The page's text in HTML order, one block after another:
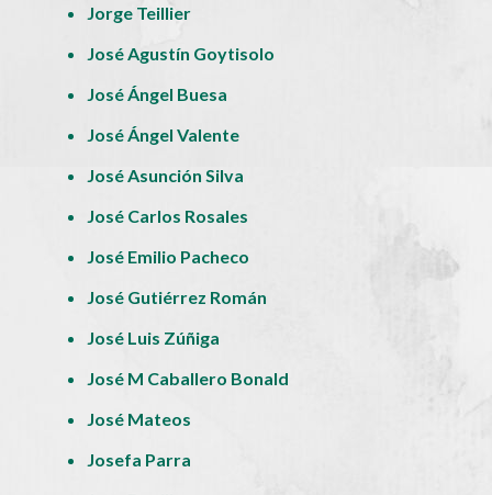
Jorge Teillier
José Agustín Goytisolo
José Ángel Buesa
José Ángel Valente
José Asunción Silva
José Carlos Rosales
José Emilio Pacheco
José Gutiérrez Román
José Luis Zúñiga
José M Caballero Bonald
José Mateos
Josefa Parra